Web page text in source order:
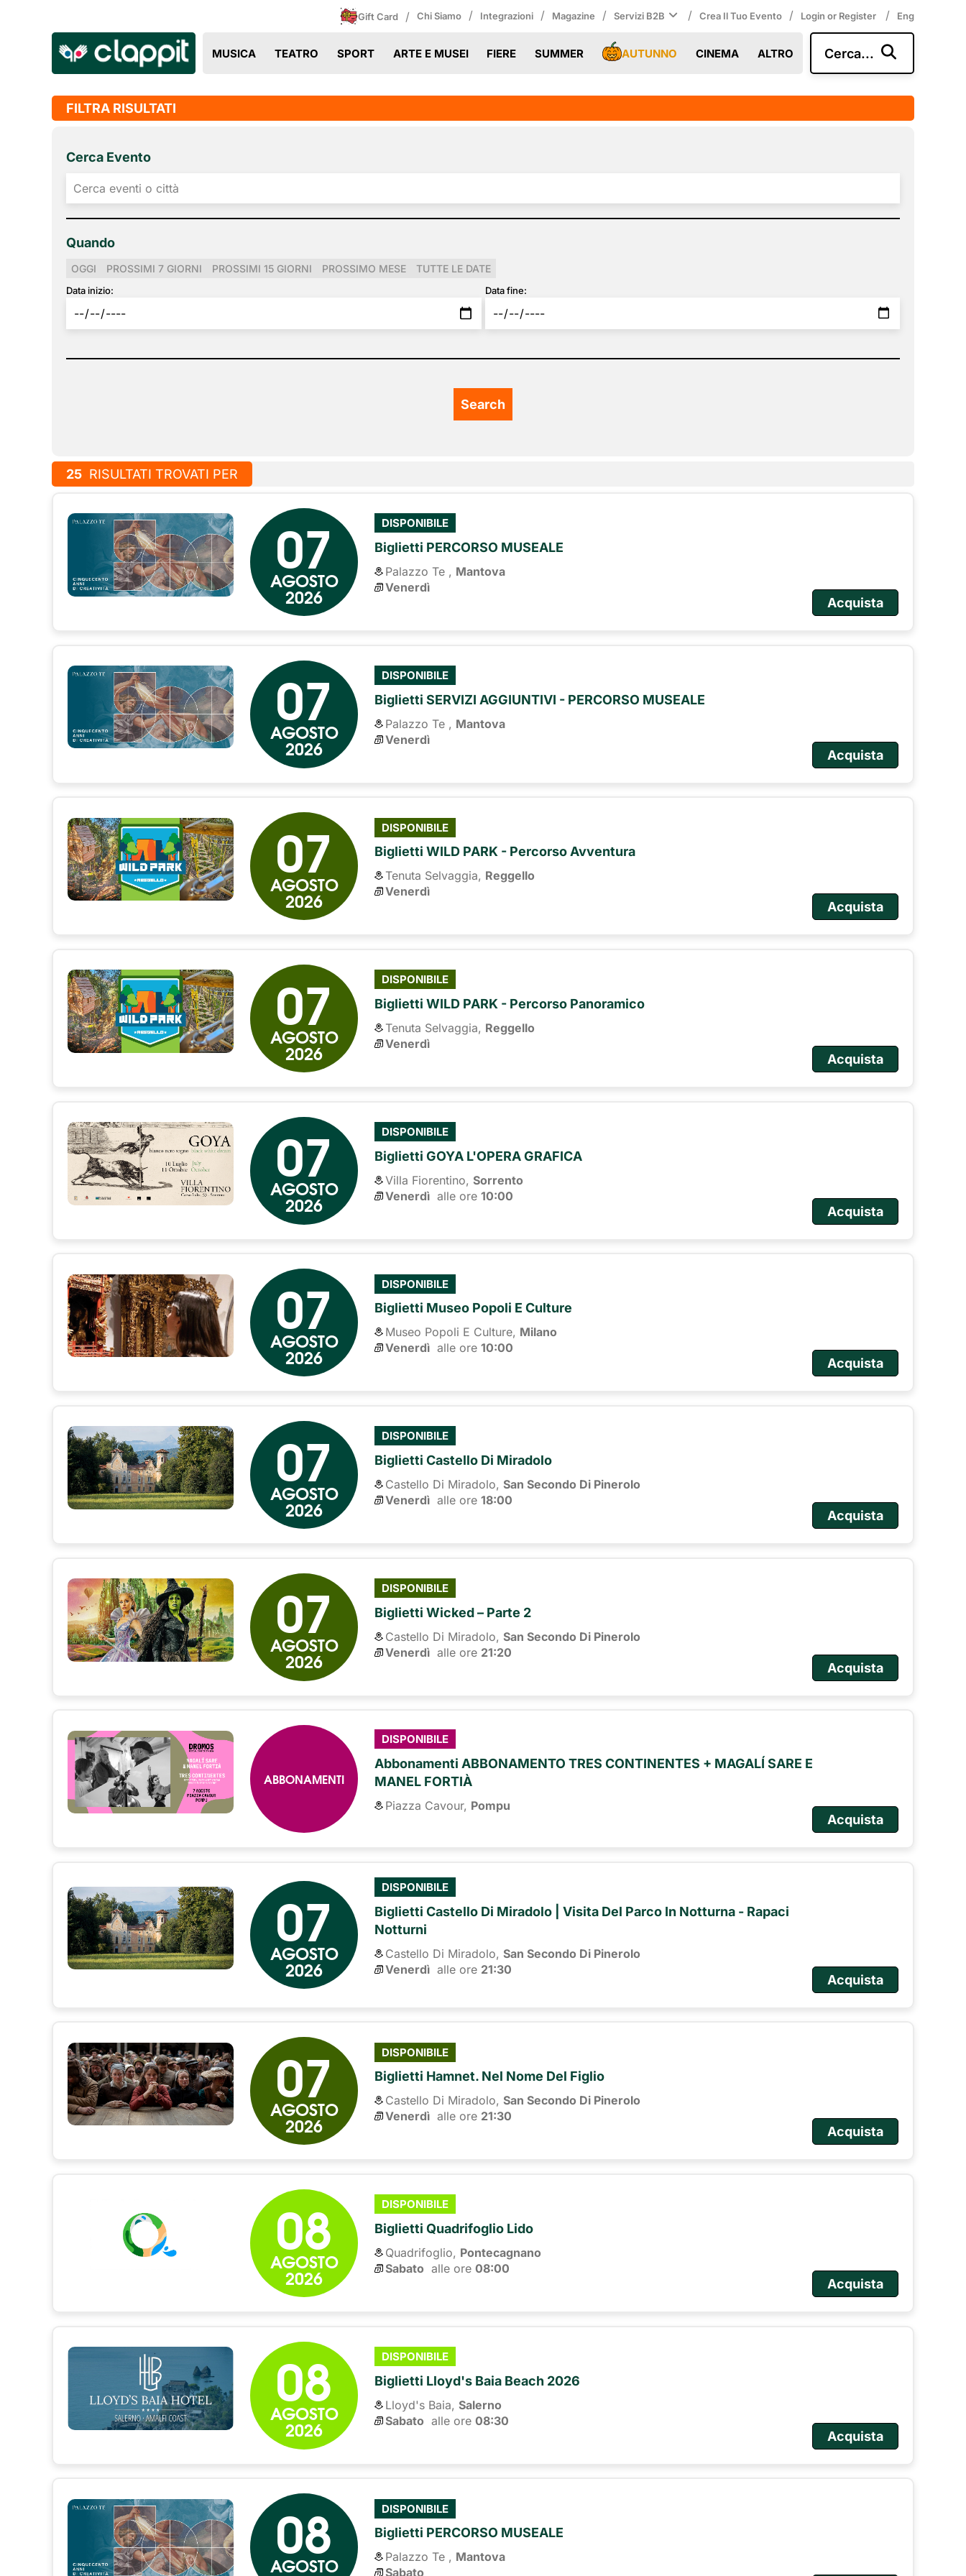
Gift Card / Chi Siamo / Integrazioni / Magazine / Servizi B2B / Crea Il Tuo Evento / Login or Register / Eng
MUSICA TEATRO SPORT ARTE E MUSEI FIERE SUMMER AUTUNNO CINEMA ALTRO Cerca...
FILTRA RISULTATI
Cerca Evento
Quando
OGGI PROSSIMI 7 GIORNI PROSSIMI 15 GIORNI PROSSIMO MESE TUTTE LE DATE
Data inizio: Data fine:
25 RISULTATI TROVATI PER
07
AGOSTO
2026
DISPONIBILE
Biglietti PERCORSO MUSEALE
Palazzo Te , Mantova
Venerdì
Acquista
07
AGOSTO
2026
DISPONIBILE
Biglietti SERVIZI AGGIUNTIVI - PERCORSO MUSEALE
Palazzo Te , Mantova
Venerdì
Acquista
07
AGOSTO
2026
DISPONIBILE
Biglietti WILD PARK - Percorso Avventura
Tenuta Selvaggia, Reggello
Venerdì
Acquista
07
AGOSTO
2026
DISPONIBILE
Biglietti WILD PARK - Percorso Panoramico
Tenuta Selvaggia, Reggello
Venerdì
Acquista
07
AGOSTO
2026
DISPONIBILE
Biglietti GOYA L'OPERA GRAFICA
Villa Fiorentino, Sorrento
Venerdì alle ore 10:00
Acquista
07
AGOSTO
2026
DISPONIBILE
Biglietti Museo Popoli E Culture
Museo Popoli E Culture, Milano
Venerdì alle ore 10:00
Acquista
07
AGOSTO
2026
DISPONIBILE
Biglietti Castello Di Miradolo
Castello Di Miradolo, San Secondo Di Pinerolo
Venerdì alle ore 18:00
Acquista
07
AGOSTO
2026
DISPONIBILE
Biglietti Wicked – Parte 2
Castello Di Miradolo, San Secondo Di Pinerolo
Venerdì alle ore 21:20
Acquista
ABBONAMENTI
DISPONIBILE
Abbonamenti ABBONAMENTO TRES CONTINENTES + MAGALÍ SARE E
MANEL FORTIÀ
Piazza Cavour, Pompu
Acquista
07
AGOSTO
2026
DISPONIBILE
Biglietti Castello Di Miradolo | Visita Del Parco In Notturna - Rapaci
Notturni
Castello Di Miradolo, San Secondo Di Pinerolo
Venerdì alle ore 21:30
Acquista
07
AGOSTO
2026
DISPONIBILE
Biglietti Hamnet. Nel Nome Del Figlio
Castello Di Miradolo, San Secondo Di Pinerolo
Venerdì alle ore 21:30
Acquista
08
AGOSTO
2026
DISPONIBILE
Biglietti Quadrifoglio Lido
Quadrifoglio, Pontecagnano
Sabato alle ore 08:00
Acquista
08
AGOSTO
2026
DISPONIBILE
Biglietti Lloyd's Baia Beach 2026
Lloyd's Baia, Salerno
Sabato alle ore 08:30
Acquista
08
AGOSTO
DISPONIBILE
Biglietti PERCORSO MUSEALE
Palazzo Te , Mantova
Sabato